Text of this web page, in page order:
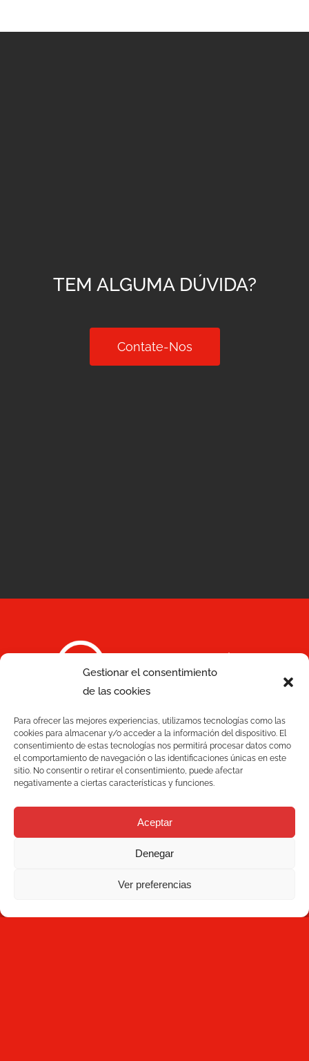
Gestionar el consentimiento
de las cookies
Para ofrecer las mejores experiencias, utilizamos tecnologías como las
cookies para almacenar y/o acceder a la información del dispositivo. El
consentimiento de estas tecnologías nos permitirá procesar datos como
el comportamiento de navegación o las identificaciones únicas en este
sitio. No consentir o retirar el consentimiento, puede afectar
negativamente a ciertas características y funciones.
Aceptar
Denegar
Ver preferencias
TEM ALGUMA DÚVIDA?
Contate-Nos
C/ Joan Monpeó, 31 -37
08223 Terrassa
Barcelona Espanha
+34 93 736 35 00
Serviços
Soluções
Blog
Contacto
BOLETIM DE NOTÍCIAS